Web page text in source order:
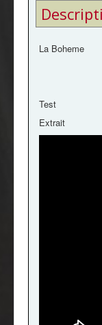
La Boheme
Test
Extrait